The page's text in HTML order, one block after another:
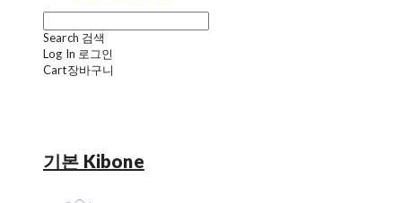
Search 검색
Log In 로그인
Cart장바구니
기본 Kibone